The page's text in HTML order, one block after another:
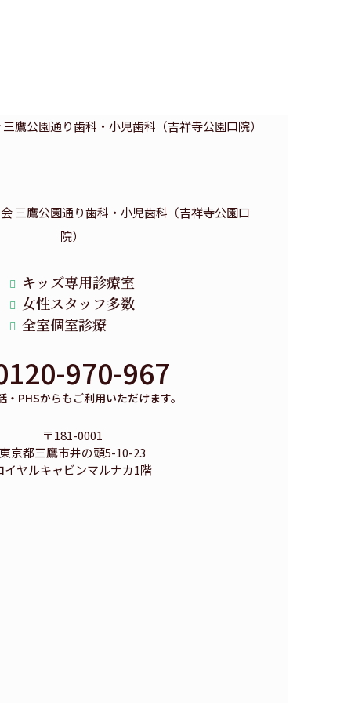
キッズ専用診療室
女性スタッフ多数
全室個室診療
970-967
・PHSからもご利用いただけます。
〒181-0001
京都三鷹市井の頭5-10-23
イヤルキャビンマルナカ1階